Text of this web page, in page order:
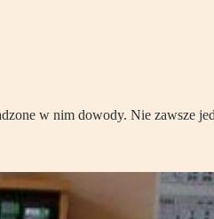
w nim dowody. Nie zawsze